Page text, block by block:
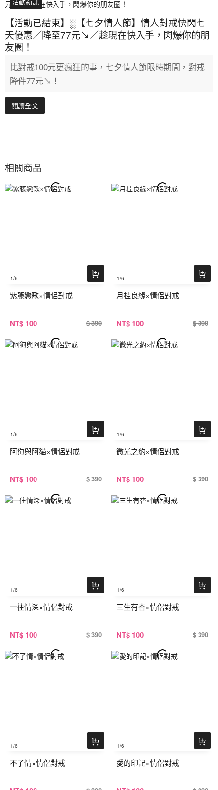
【活動已結束】░【七夕情人節】情人對戒快閃七
天優惠／降至77元↘／趁現在快入手，閃爆你的朋
友圈！
比對戒100元更瘋狂的事，七夕情人節限時期間，對戒
降件77元↘！
閱讀全文
相關商品
1/6
紫藤戀歌×情侶對戒
NT$ 100 $ 390
1/6
月桂良緣×情侶對戒
NT$ 100 $ 390
1/6
阿狗與阿貓×情侶對戒
NT$ 100 $ 390
1/6
微光之約×情侶對戒
NT$ 100 $ 390
1/6
一往情深×情侶對戒
NT$ 100 $ 390
1/6
三生有杏×情侶對戒
NT$ 100 $ 390
1/6
不了情×情侶對戒
1/6
愛的印記×情侶對戒